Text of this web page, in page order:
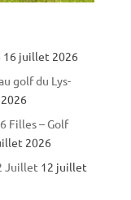
16 juillet 2026
golf du Lys-
Filles – Golf
2026
Juillet 12 juillet